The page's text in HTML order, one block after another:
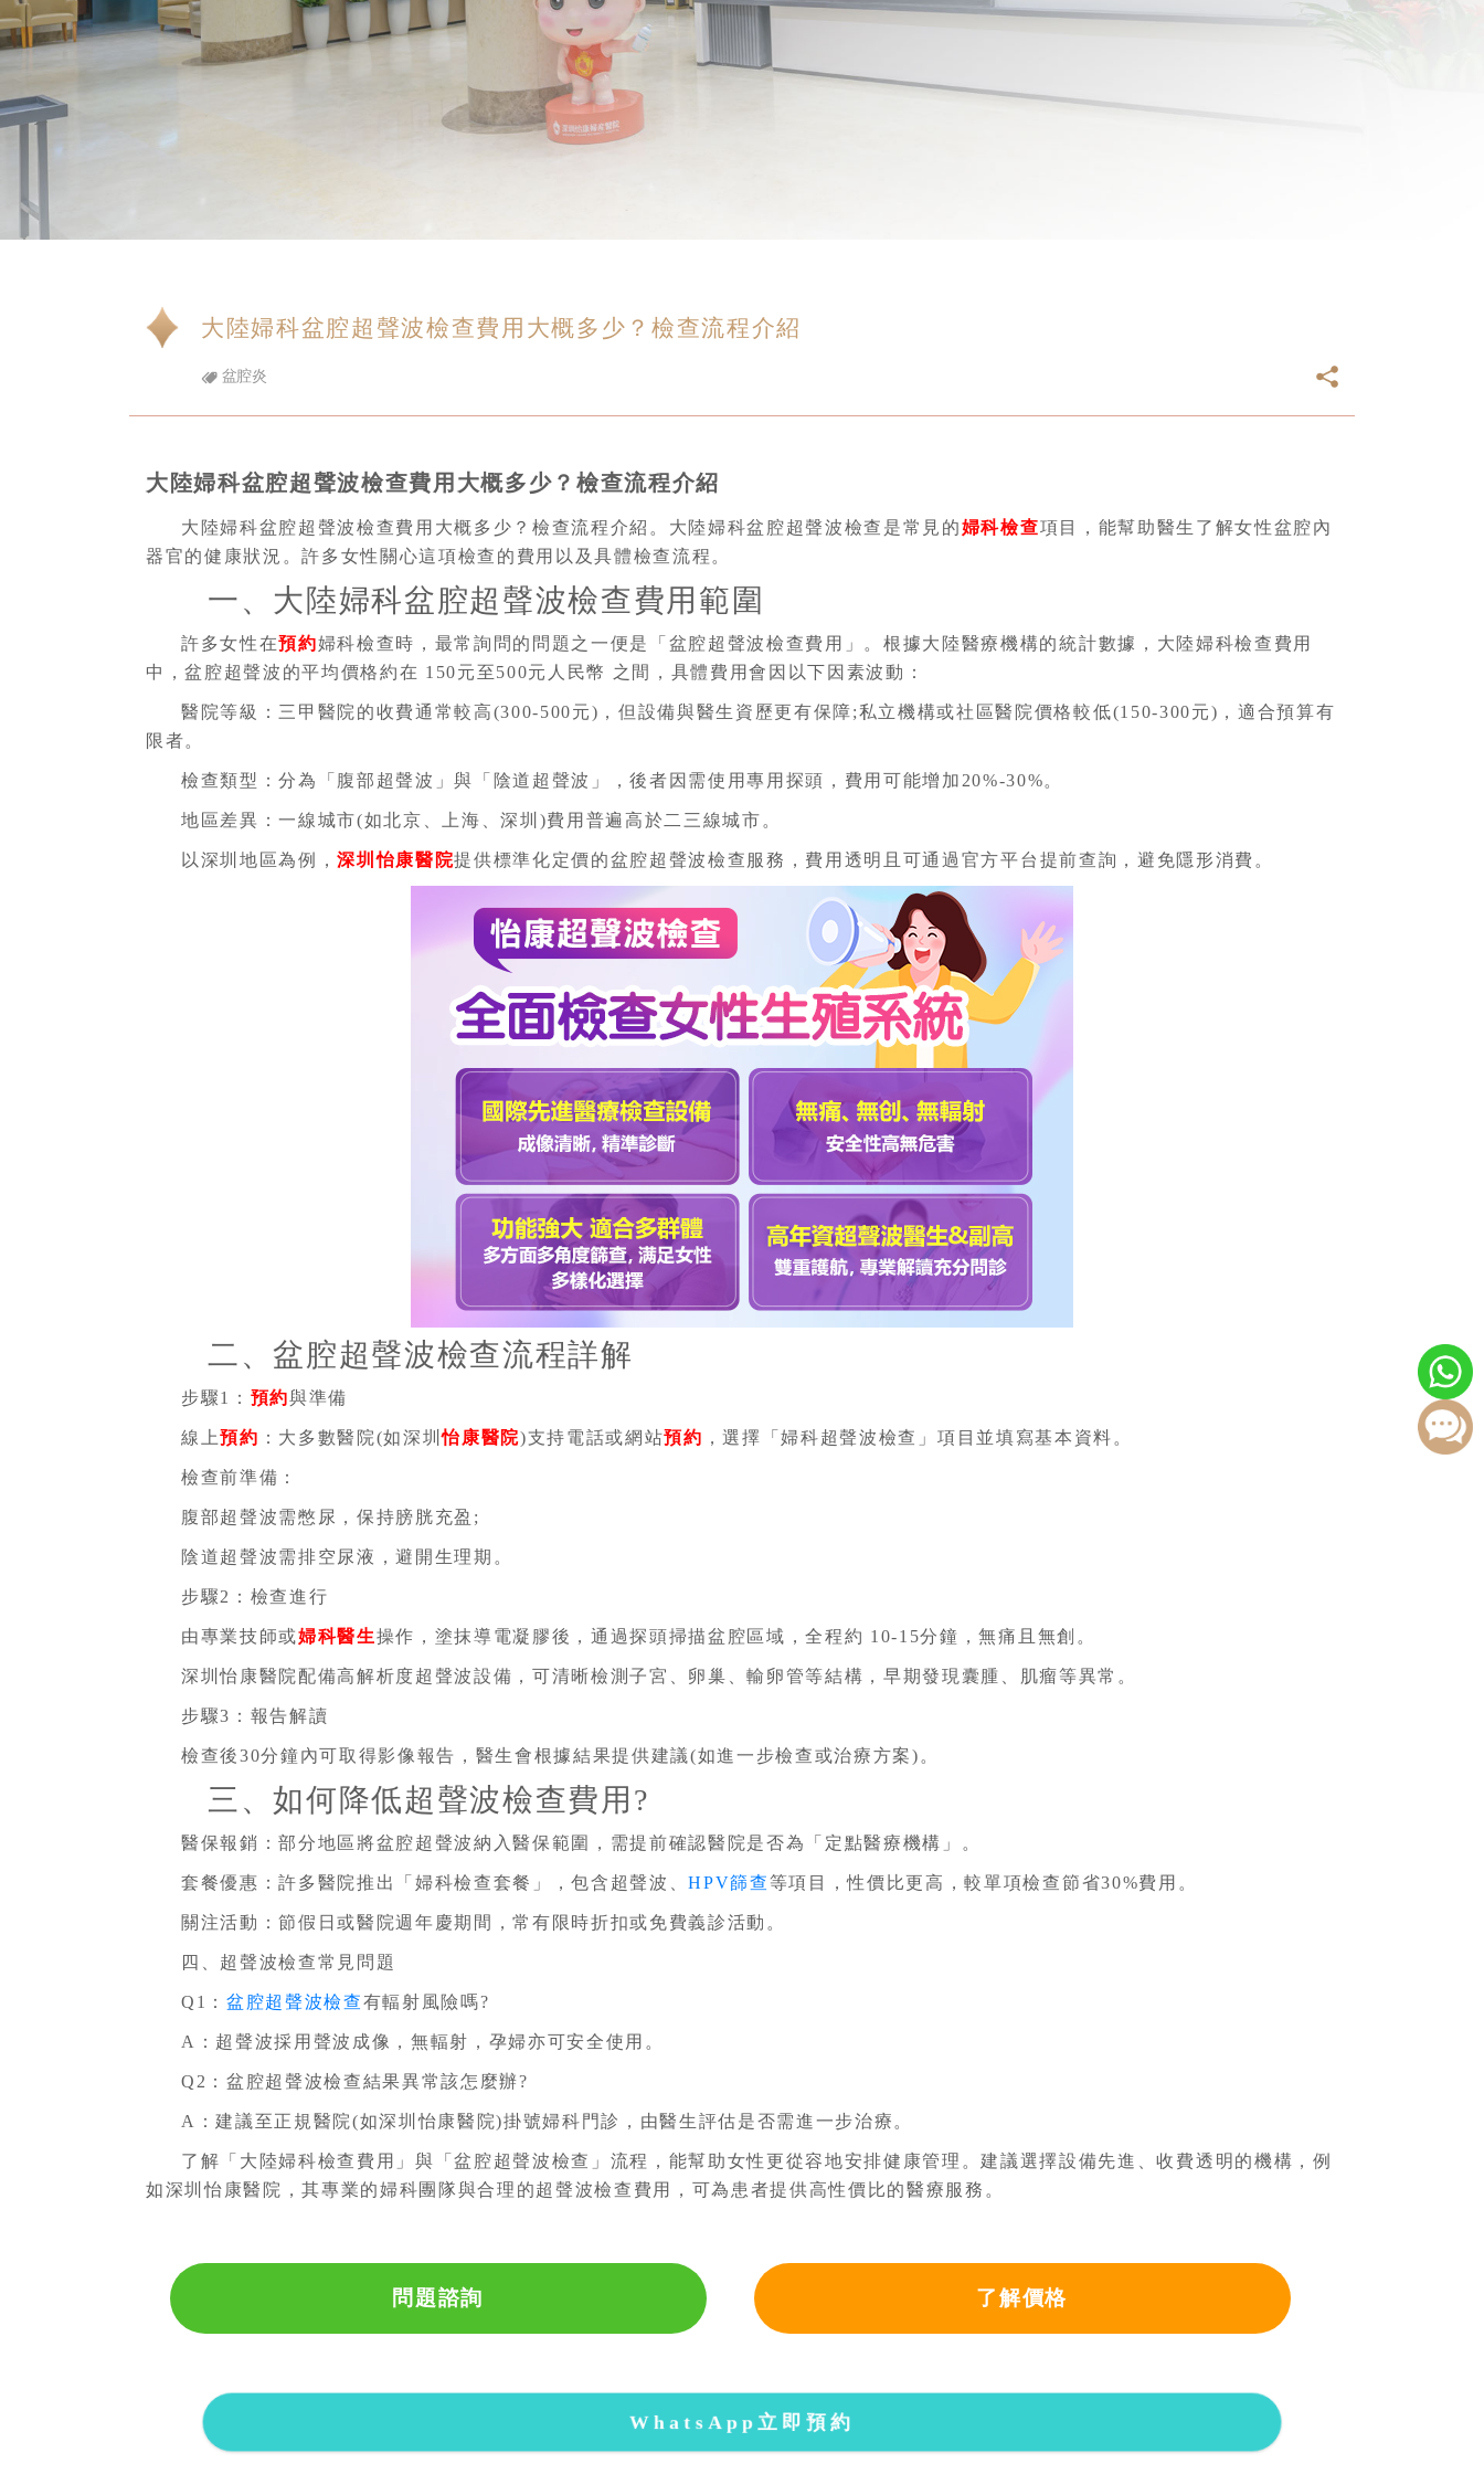
大陸婦科盆腔超聲波檢查費用大概多少？檢查流程介紹
盆腔炎
大陸婦科盆腔超聲波檢查費用大概多少？檢查流程介紹
大陸婦科盆腔超聲波檢查費用大概多少？檢查流程介紹。大陸婦科盆腔超聲波檢查是常見的婦科檢查項目，能幫助醫生了解女性盆腔內
器官的健康狀況。許多女性關心這項檢查的費用以及具體檢查流程。
一、大陸婦科盆腔超聲波檢查費用範圍
許多女性在預約婦科檢查時，最常詢問的問題之一便是「盆腔超聲波檢查費用」。根據大陸醫療機構的統計數據，大陸婦科檢查費用
中，盆腔超聲波的平均價格約在 150元至500元人民幣 之間，具體費用會因以下因素波動：
醫院等級：三甲醫院的收費通常較高(300-500元)，但設備與醫生資歷更有保障;私立機構或社區醫院價格較低(150-300元)，適合預算有
限者。
檢查類型：分為「腹部超聲波」與「陰道超聲波」，後者因需使用專用探頭，費用可能增加20%-30%。
地區差異：一線城市(如北京、上海、深圳)費用普遍高於二三線城市。
以深圳地區為例，深圳怡康醫院提供標準化定價的盆腔超聲波檢查服務，費用透明且可通過官方平台提前查詢，避免隱形消費。
二、盆腔超聲波檢查流程詳解
步驟1： 預約與準備
線上預約 ：大多數醫院(如深圳怡康醫院)支持電話或網站預約 ，選擇「婦科超聲波檢查」項目並填寫基本資料。
檢查前準備：
腹部超聲波需憋尿，保持膀胱充盈;
陰道超聲波需排空尿液，避開生理期。
步驟2：檢查進行
由專業技師或婦科醫生操作，塗抹導電凝膠後，通過探頭掃描盆腔區域，全程約 10-15分鐘，無痛且無創。
深圳怡康醫院配備高解析度超聲波設備，可清晰檢測子宮、卵巢、輸卵管等結構，早期發現囊腫、肌瘤等異常。
步驟3：報告解讀
檢查後30分鐘內可取得影像報告，醫生會根據結果提供建議(如進一步檢查或治療方案)。
三、如何降低超聲波檢查費用?
醫保報銷：部分地區將盆腔超聲波納入醫保範圍，需提前確認醫院是否為「定點醫療機構」。
套餐優惠：許多醫院推出「婦科檢查套餐」，包含超聲波、HPV篩查 等項目，性價比更高，較單項檢查節省30%費用。
關注活動：節假日或醫院週年慶期間，常有限時折扣或免費義診活動。
四、超聲波檢查常見問題
Q1：盆腔超聲波檢查有輻射風險嗎?
A：超聲波採用聲波成像，無輻射，孕婦亦可安全使用。
Q2：盆腔超聲波檢查結果異常該怎麼辦?
A：建議至正規醫院(如深圳怡康醫院)掛號婦科門診，由醫生評估是否需進一步治療。
了解「大陸婦科檢查費用」與「盆腔超聲波檢查」流程，能幫助女性更從容地安排健康管理。建議選擇設備先進、收費透明的機構，例
如深圳怡康醫院，其專業的婦科團隊與合理的超聲波檢查費用，可為患者提供高性價比的醫療服務。
問題諮詢 了解價格
WhatsApp立即預約